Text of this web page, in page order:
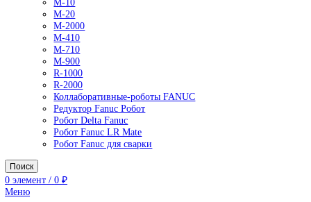
Роботы Epson
Роботы FANUC
M-10
M-20
M-2000
M-410
R-1000